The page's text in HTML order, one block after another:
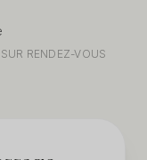
RENDEZ-VOUS